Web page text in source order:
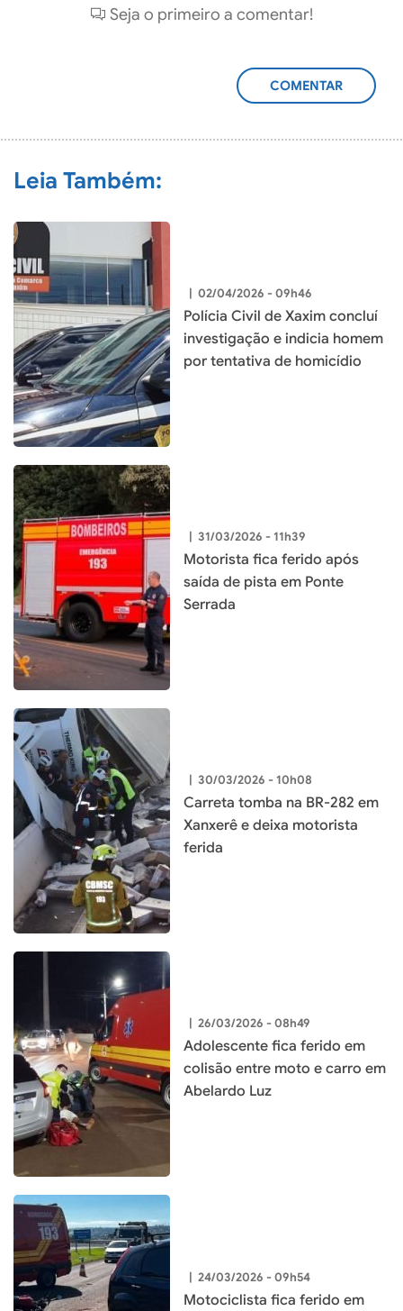
Seja o primeiro a comentar!
ADICIONAR
Leia Também:
| 02/04/2026 - 09h46
Polícia Civil de Xaxim concluí
investigação e indicia homem
por tentativa de homicídio
| 31/03/2026 - 11h39
Motorista fica ferido após
saída de pista em Ponte
Serrada
| 30/03/2026 - 10h08
Carreta tomba na BR-282 em
Xanxerê e deixa motorista
ferida
| 26/03/2026 - 08h49
Adolescente fica ferido em
colisão entre moto e carro em
Abelardo Luz
| 24/03/2026 - 09h54
Motociclista fica ferido em